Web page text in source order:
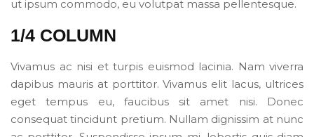
ut ipsum commodo, eu volutpat massa pellentesque.
1/4 COLUMN
Vivamus ac nisi et turpis euismod lacinia. Nam viverra
dapibus mauris at porttitor. Vivamus elit lacus, ultrices
eget tempus eu, faucibus sit amet nisi. Donec
consequat tincidunt pretium. Nullam dignissim at nunc